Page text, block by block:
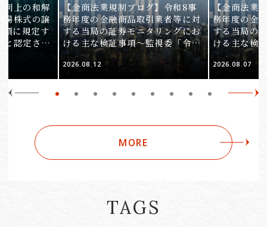
判上の和解
場株式の譲
に規定す
と認定され
【金商法業規制ブログ】令和8事
務年度の金融商品取引業者等に対
する当局の証券モニタリングにお
ける主な検証事項～監視委「令和
8事務年度 証券モニタリング基本
方針」の解説～（第2回）
2026.08.12
【金商法業
務年度の金
する当局の
ける主な検
8事務年度
方針」の解
2026.08.07
MORE
TAGS